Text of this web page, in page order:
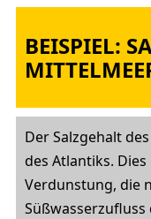
BEISPIEL:
Der Salzgehalt
des Atlantiks.
Verdunstung, die